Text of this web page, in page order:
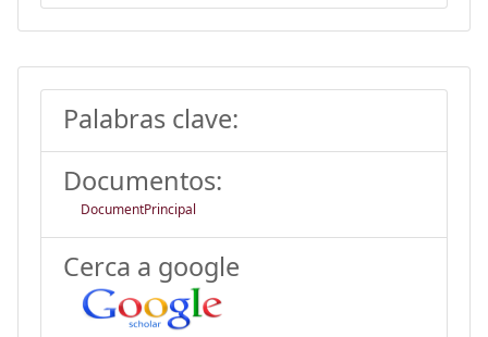
Palabras clave:
Documentos:
DocumentPrincipal
Cerca a google